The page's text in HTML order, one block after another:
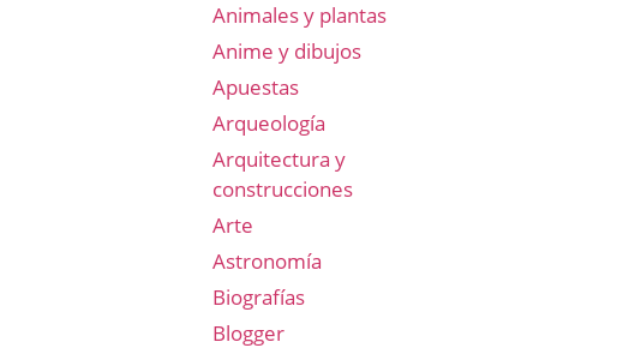
Animales y plantas
Anime y dibujos
Apuestas
Arqueología
Arquitectura y
construcciones
Arte
Astronomía
Biografías
Blogger